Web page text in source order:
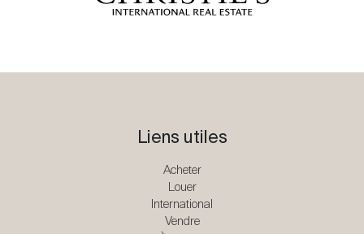
Liens utiles
Acheter
Louer
International
Vendre